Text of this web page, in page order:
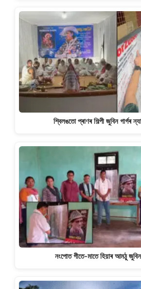
শ্বিলঙতো প্ৰাণৰ শিল্পী জুবিন গাৰ্গৰ
নংপোত গীতে-মাতে হিয়াৰ আমঠু